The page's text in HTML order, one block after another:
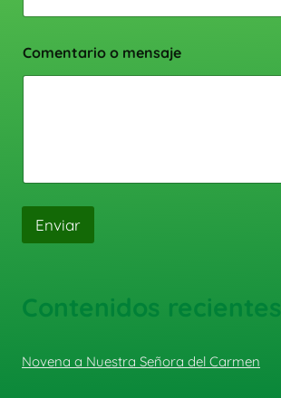
Comentario o mensaje
Enviar
Contenidos recientes
Novena a Nuestra Señora del Carmen